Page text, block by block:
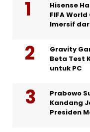
Hisense
FIFA
Imersif
Gravity
Beta Test
untuk PC
Prabowo
Kandang
Presiden